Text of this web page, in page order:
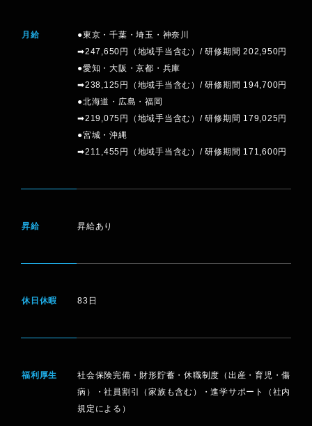
MOVIE
月給
●東京・千葉・埼玉・神奈川
➡247,650円（地域手当含む）/ 研修期間 202,950円
●愛知・大阪・京都・兵庫
➡238,125円（地域手当含む）/ 研修期間 194,700円
●北海道・広島・福岡
➡219,075円（地域手当含む）/ 研修期間 179,025円
●宮城・沖縄
➡211,455円（地域手当含む）/ 研修期間 171,600円
昇給 昇給あり
休日休暇 83日
福利厚生
社会保険完備・財形貯蓄・休職制度（出産・育児・傷
病）・社員割引（家族も含む）・進学サポート（社内
規定による）